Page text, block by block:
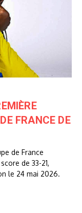
FRANCE DE
de France
de 33-21,
le 24 mai 2026.